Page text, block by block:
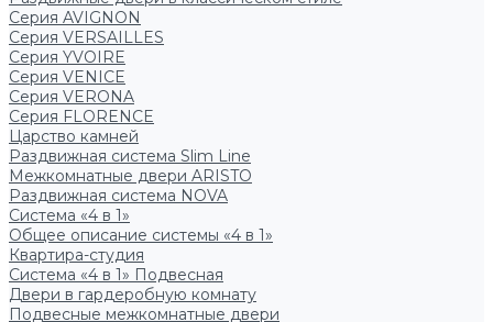
Серия AVIGNON
Серия VERSAILLES
Серия YVOIRE
Серия VENICE
Серия VERONA
Серия FLORENCE
Царство камней
Раздвижная система Slim Line
Межкомнатные двери ARISTO
Раздвижная система NOVA
Система «4 в 1»
Общее описание системы «4 в 1»
Квартира-студия
Система «4 в 1» Подвесная
Двери в гардеробную комнату
Подвесные межкомнатные двери